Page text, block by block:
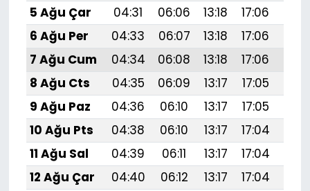
5 Ağu Çar
04:31 06:06 13:18 17:06
6 Ağu Per
04:33 06:07 13:18 17:06
7 Ağu Cum
04:34 06:08 13:18 17:06
8 Ağu Cts
04:35 06:09 13:17 17:05
9 Ağu Paz
04:36 06:10 13:17 17:05
10 Ağu Pts
04:38 06:10 13:17 17:04
11 Ağu Sal
04:39 06:11 13:17 17:04
12 Ağu Çar
04:40 06:12 13:17 17:04